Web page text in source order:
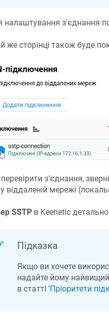
налаштування з'єднання
же сторінці також буде
з'єднання,
віддаленій мережі
SSTPв Keenetic детально
Підказка
Якщо ви хочете
надайте йому найвищий
в статті 'Пріоритети